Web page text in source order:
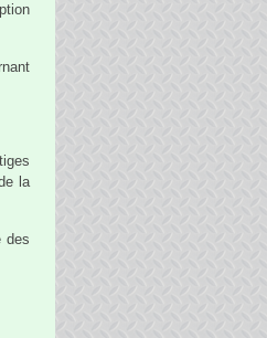
la
des